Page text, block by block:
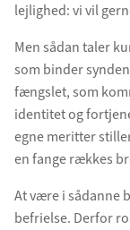
lejlighed: vi vil
Men sådan taler
som binder
fængslet, som
identitet og
egne meritter
en fange rækkes
At være i sådanne
befrielse. Derfor